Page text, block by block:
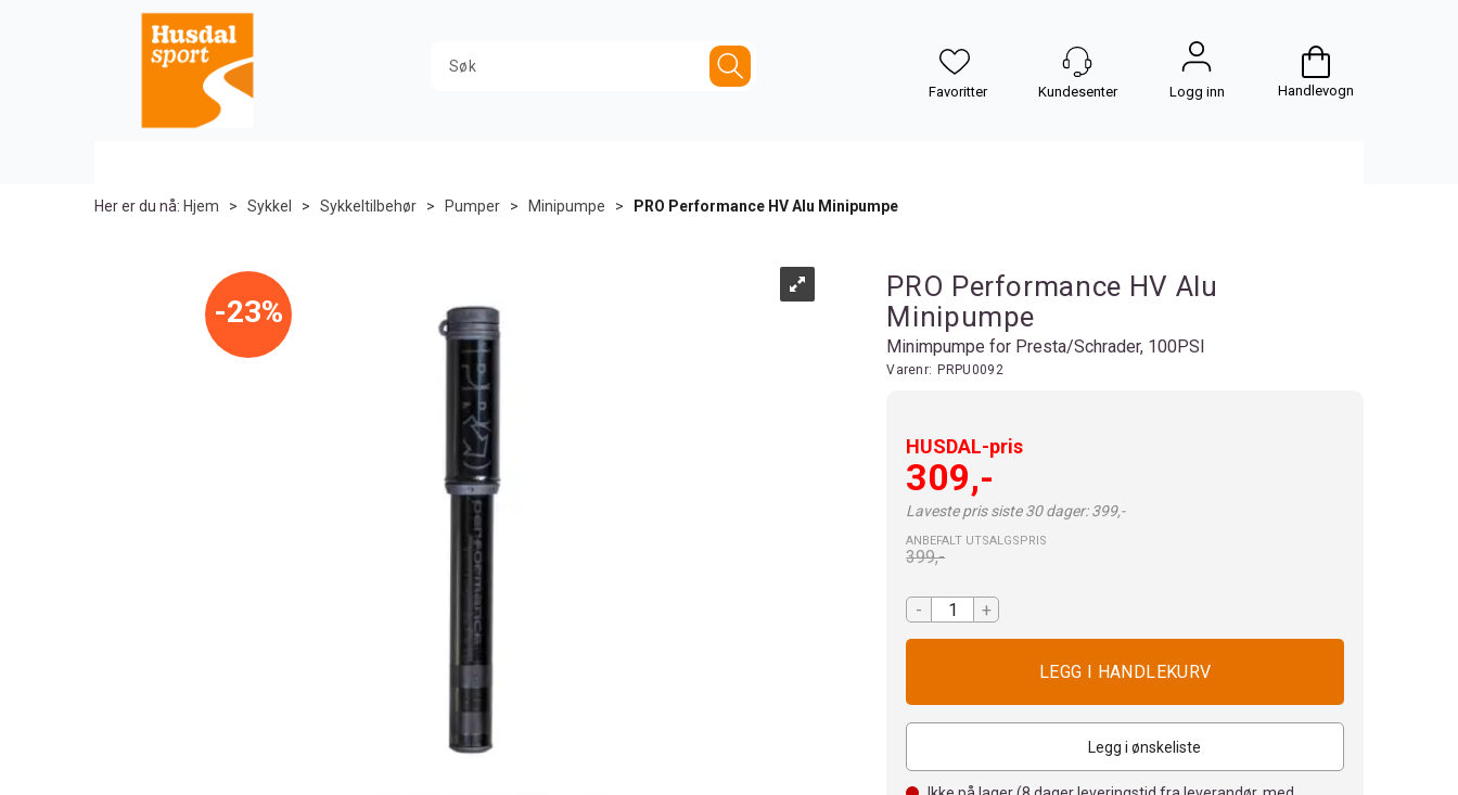
Logg inn Handlevogn
Her er du nå: Hjem > Sykkel > Sykkeltilbehør > Pumper > Minipumpe > PRO Performance HV Alu Minipumpe
23%
PRO Performance HV Alu
Minipumpe
Minimpumpe for Presta/Schrader, 100PSI
Varenr: PRPU0092
HUSDAL-pris
309,-
Laveste pris siste 30 dager: 399,-
ANBEFALT UTSALGSPRIS
399,-
- +
Legg i ønskeliste